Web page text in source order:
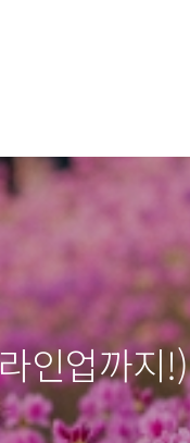
인업까지!)